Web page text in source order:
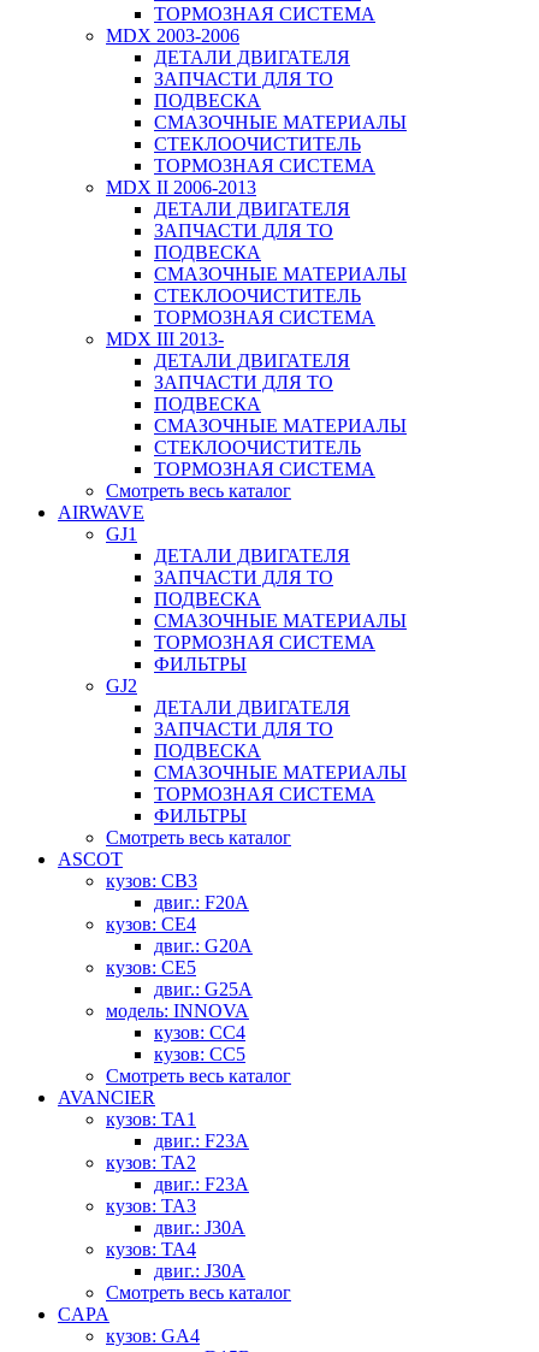
ТОРМОЗНАЯ СИСТЕМА
MDX 2003-2006
ДЕТАЛИ ДВИГАТЕЛЯ
ЗАПЧАСТИ ДЛЯ ТО
ПОДВЕСКА
СМАЗОЧНЫЕ МАТЕРИАЛЫ
СТЕКЛООЧИСТИТЕЛЬ
ТОРМОЗНАЯ СИСТЕМА
MDX II 2006-2013
ДЕТАЛИ ДВИГАТЕЛЯ
ЗАПЧАСТИ ДЛЯ ТО
ПОДВЕСКА
СМАЗОЧНЫЕ МАТЕРИАЛЫ
СТЕКЛООЧИСТИТЕЛЬ
ТОРМОЗНАЯ СИСТЕМА
MDX III 2013-
ДЕТАЛИ ДВИГАТЕЛЯ
ЗАПЧАСТИ ДЛЯ ТО
ПОДВЕСКА
СМАЗОЧНЫЕ МАТЕРИАЛЫ
СТЕКЛООЧИСТИТЕЛЬ
ТОРМОЗНАЯ СИСТЕМА
Смотреть весь каталог
AIRWAVE
GJ1
ДЕТАЛИ ДВИГАТЕЛЯ
ЗАПЧАСТИ ДЛЯ ТО
ПОДВЕСКА
СМАЗОЧНЫЕ МАТЕРИАЛЫ
ТОРМОЗНАЯ СИСТЕМА
ФИЛЬТРЫ
GJ2
ДЕТАЛИ ДВИГАТЕЛЯ
ЗАПЧАСТИ ДЛЯ ТО
ПОДВЕСКА
СМАЗОЧНЫЕ МАТЕРИАЛЫ
ТОРМОЗНАЯ СИСТЕМА
ФИЛЬТРЫ
Смотреть весь каталог
ASCOT
кузов: CB3
двиг.: F20A
кузов: CE4
двиг.: G20A
кузов: CE5
двиг.: G25A
модель: INNOVA
кузов: CC4
кузов: CC5
Смотреть весь каталог
AVANCIER
кузов: TA1
двиг.: F23A
кузов: TA2
двиг.: F23A
кузов: TA3
двиг.: J30A
кузов: TA4
двиг.: J30A
Смотреть весь каталог
CAPA
кузов: GA4